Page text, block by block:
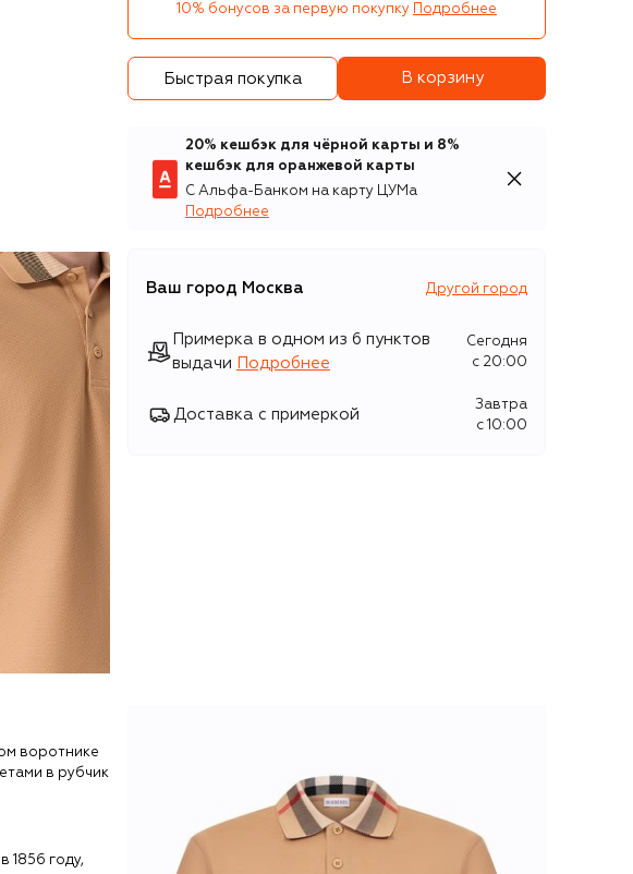
10% бонусов за первую покупку Подробнее
Быстрая покупка В корзину
20% кешбэк для чёрной карты и 8%
кешбэк для оранжевой карты
С Альфа-Банком на карту ЦУМа
Подробнее
Ваш город Москва Другой город
Примерка в одном из 6 пунктов
выдачи
Подробнее
Сегодня
c 20:00
Доставка с примеркой
Завтра
c 10:00
воротнике
в рубчик
1856 году,